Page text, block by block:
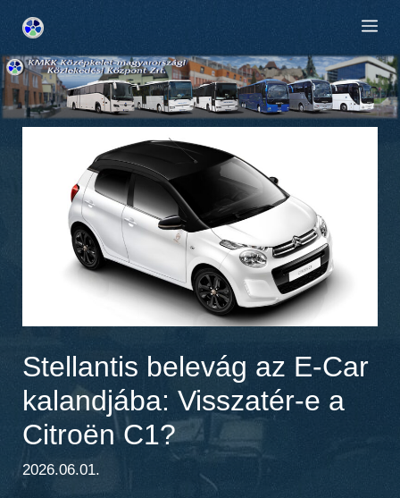
tartalomba
Stellantis belevág az E-Car
kalandjába: Visszatér-e a
Citroën C1?
2026.06.01.